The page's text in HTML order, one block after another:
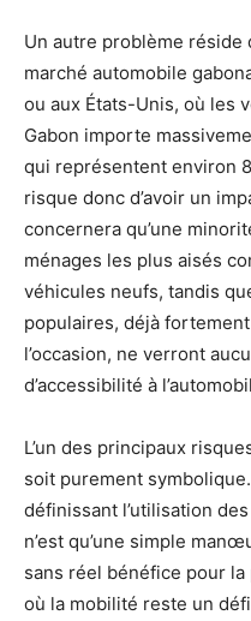
Un autre problème réside
marché automobile
ou aux États-Unis, où les
Gabon importe
qui représentent environ
risque donc d’avoir un
concernera qu’une
ménages les plus aisés
véhicules neufs, tandis
populaires, déjà
l’occasion, ne verront
d’accessibilité à
L’un des principaux
soit purement
définissant l’utilisation
n’est qu’une simple
sans réel bénéfice pour la
où la mobilité reste un